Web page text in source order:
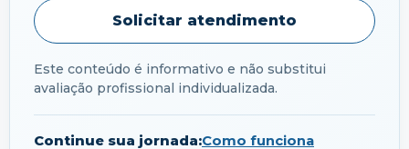
Solicitar atendimento
Este conteúdo é informativo e não substitui
avaliação profissional individualizada.
Continue sua jornada:Como funciona